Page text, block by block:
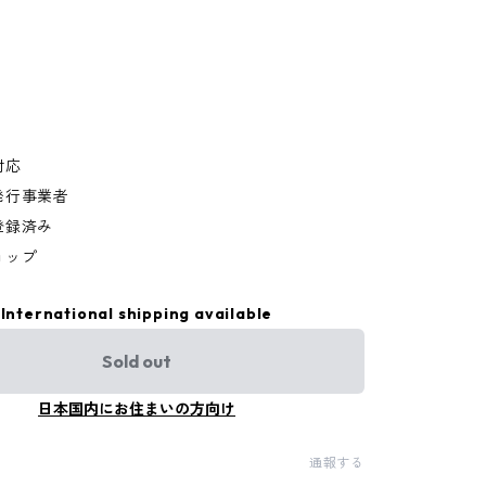
応
事業者
済み
ップ
International shipping available
Sold out
日本国内にお住まいの方向け
通報する